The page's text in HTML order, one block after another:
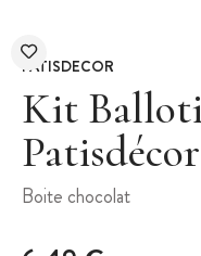
PATISDECOR
Kit
Boite chocolat